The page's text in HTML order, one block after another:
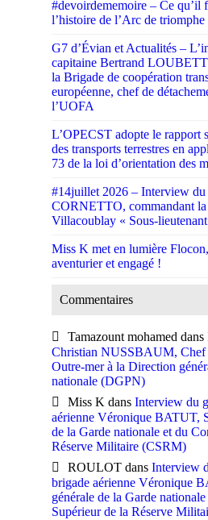
#devoirdememoire – Ce qu’il
l’histoire de l’Arc de triomphe
G7 d’Évian et Actualités –
capitaine Bertrand
la Brigade de coopération
européenne, chef de
l’UOFA
L’OPECST adopte le rapport
des transports terrestres en
73 de la loi d’orientation des
#14juillet 2026 – Interview du
CORNETTO, commandant
Villacoublay « Sous-
Miss K met en lumière
aventurier et engagé !
Commentaires
Tamazount mohamed dans
Christian NUSSBAUM, Chef
Outre-mer à la Direction
nationale (DGPN)
Miss K dans Interview du
aérienne Véronique BATUT,
de la Garde nationale et du
Réserve Militaire (CSRM)
ROULOT dans Interview
brigade aérienne Véronique
générale de la Garde
Supérieur de la Réserve